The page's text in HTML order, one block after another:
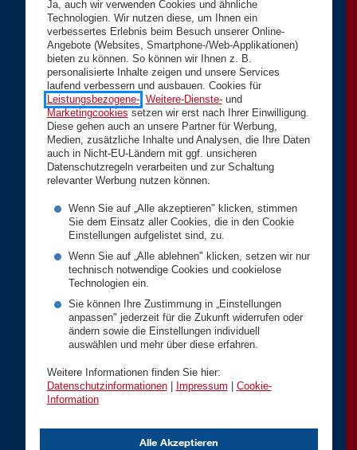
Ja, auch wir verwenden Cookies und ähnliche
Technologien. Wir nutzen diese, um Ihnen ein
verbessertes Erlebnis beim Besuch unserer Online-
Angebote (Websites, Smartphone-/Web-Applikationen)
bieten zu können. So können wir Ihnen z. B.
personalisierte Inhalte zeigen und unsere Services
laufend verbessern und ausbauen. Cookies für
Leistungsbezogene-, Weitere-Dienste-und
Marketingcookies setzen wir erst nach Ihrer Einwilligung.
Diese gehen auch an unsere Partner für Werbung,
Medien, zusätzliche Inhalte und Analysen, die Ihre Daten
auch in Nicht-EU-Ländern mit ggf. unsicheren
Datenschutzregeln verarbeiten und zur Schaltung
relevanter Werbung nutzen können.
Wenn Sie auf „Alle akzeptieren" klicken, stimmen
Sie dem Einsatz aller Cookies, die in den Cookie
Einstellungen aufgelistet sind, zu.
Wenn Sie auf „Alle ablehnen" klicken, setzen wir nur
technisch notwendige Cookies und cookielose
Technologien ein.
Sie können Ihre Zustimmung in „Einstellungen
anpassen" jederzeit für die Zukunft widerrufen oder
ändern sowie die Einstellungen individuell
auswählen und mehr über diese erfahren.
Weitere Informationen finden Sie hier:
Datenschutzinformationen| Impressum
Cookie-
Information
Alle Akzeptieren